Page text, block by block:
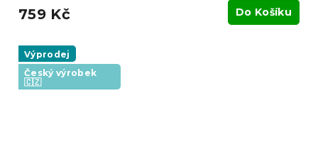
759 Kč Do Košíku
Výprodej
Český výrobek
🇨🇿